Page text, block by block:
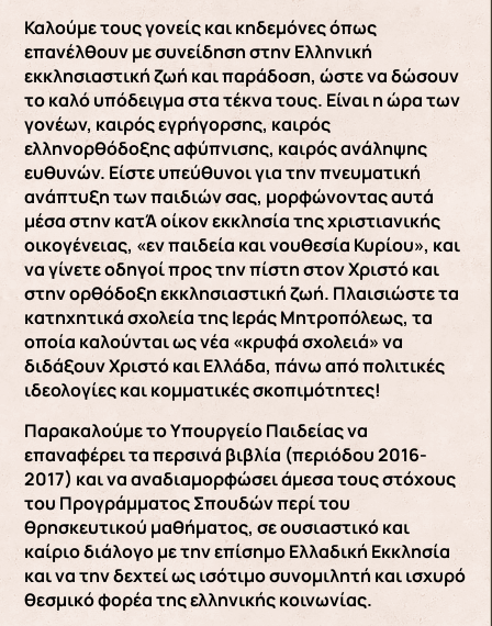
Καλούμε τους γονείς και κηδεμόνες όπως
επανέλθουν με συνείδηση στην Ελληνική
εκκλησιαστική ζωή και παράδοση, ώστε να δώσουν
το καλό υπόδειγμα στα τέκνα τους. Είναι η ώρα των
γονέων, καιρός εγρήγορσης, καιρός
ελληνορθόδοξης αφύπνισης, καιρός ανάληψης
ευθυνών. Είστε υπεύθυνοι για την πνευματική
ανάπτυξη των παιδιών σας, μορφώνοντας αυτά
μέσα στην κατΆ οίκον εκκλησία της χριστιανικής
οικογένειας, «εν παιδεία και νουθεσία Κυρίου», και
να γίνετε οδηγοί προς την πίστη στον Χριστό και
στην ορθόδοξη εκκλησιαστική ζωή. Πλαισιώστε τα
κατηχητικά σχολεία της Ιεράς Μητροπόλεως, τα
οποία καλούνται ως νέα «κρυφά σχολειά» να
διδάξουν Χριστό και Ελλάδα, πάνω από πολιτικές
ιδεολογίες και κομματικές σκοπιμότητες!
Παρακαλούμε το Υπουργείο Παιδείας να
επαναφέρει τα περσινά βιβλία (περιόδου 2016-
2017) και να αναδιαμορφώσει άμεσα τους στόχους
του Προγράμματος Σπουδών περί του
θρησκευτικού μαθήματος, σε ουσιαστικό και
καίριο διάλογο με την επίσημο Ελλαδική Εκκλησία
και να την δεχτεί ως ισότιμο συνομιλητή και ισχυρό
θεσμικό φορέα της ελληνικής κοινωνίας.